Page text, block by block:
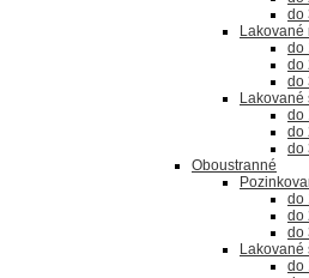
do
Lakované
do
do
do
Lakované
do
do
do
Oboustranné
do
do
do
Lakované
do